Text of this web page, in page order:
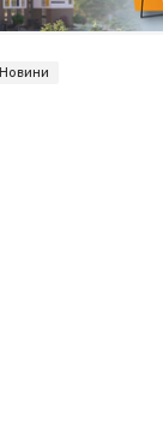
Новини